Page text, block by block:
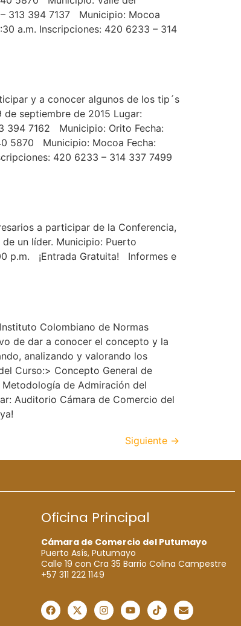
313 394 7137 Municipio: Mocoa
a.m. Inscripciones: 420 6233 – 314
y a conocer algunos de los tip´s
septiembre de 2015 Lugar:
394 7162 Municipio: Orito Fecha:
5870 Municipio: Mocoa Fecha:
420 6233 – 314 337 7499
a participar de la Conferencia,
un líder. Municipio: Puerto
p.m. ¡Entrada Gratuita! Informes e
Colombiano de Normas
de dar a conocer el concepto y la
analizando y valorando los
Curso:> Concepto General de
de Admiración del
Auditorio Cámara de Comercio del
Siguiente →
Oficina Principal
Cámara de Comercio del Putumayo
Puerto Asís, Putumayo
Calle 19 con Cra 35 Barrio Colina Campestre
+57 311 222 1149